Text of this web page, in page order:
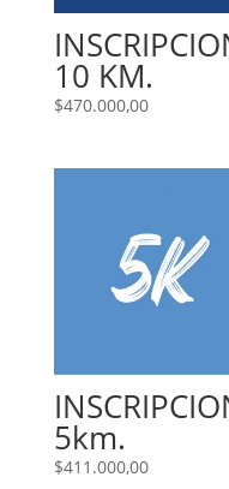
10 KM.
$470.000,00
5km.
$411.000,00